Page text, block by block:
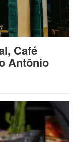
Café
Antônio